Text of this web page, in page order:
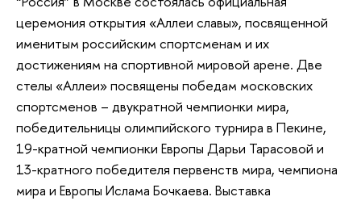
церемония открытия «Аллеи славы», посвященной
именитым российским спортсменам и их
достижениям на спортивной мировой арене. Две
стелы «Аллеи» посвящены победам московских
спортсменов – двукратной чемпионки мира,
победительницы олимпийского турнира в Пекине,
19-кратной чемпионки Европы Дарьи Тарасовой и
13-кратного победителя первенств мира, чемпиона
мира и Европы Ислама Бочкаева. Выставка